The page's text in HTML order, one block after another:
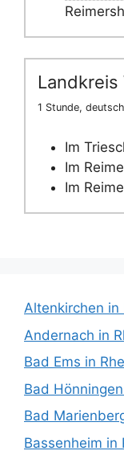
1 Stunde,
Im
Im
Im
Altenkirchen in
Andernach in
Bad Ems in
Bad
Bad
Bassenheim in